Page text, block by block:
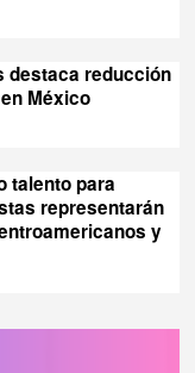
destaca reducción
México
talento para
representarán
y